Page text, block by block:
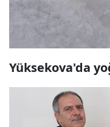
Yüksekova'da